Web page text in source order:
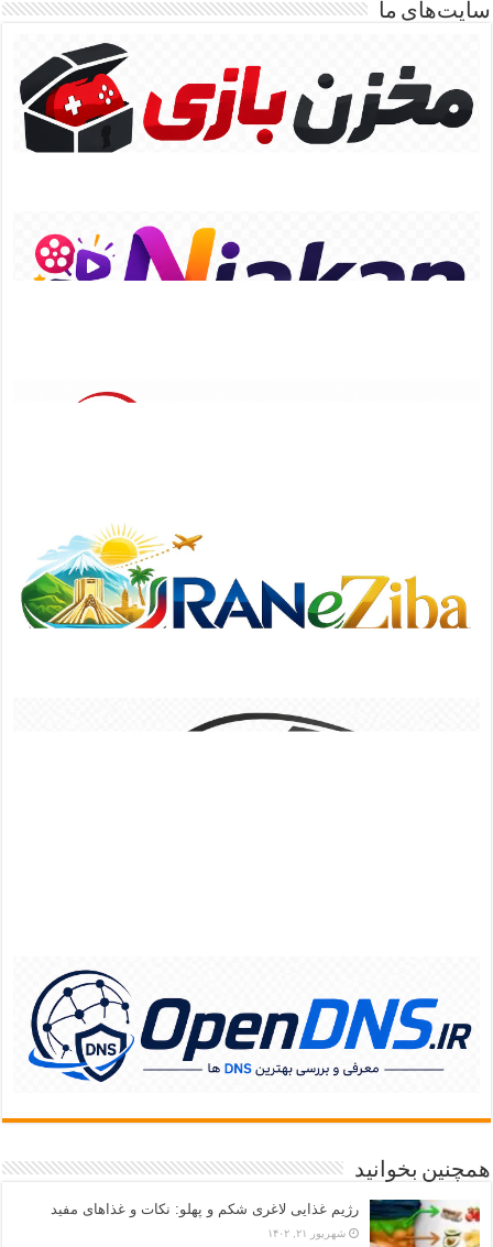
سایت‌های ما
همچنین بخوانید
رژیم غذایی لاغری شکم و پهلو: نکات و غذاهای مفید
شهریور ۲۱, ۱۴۰۲